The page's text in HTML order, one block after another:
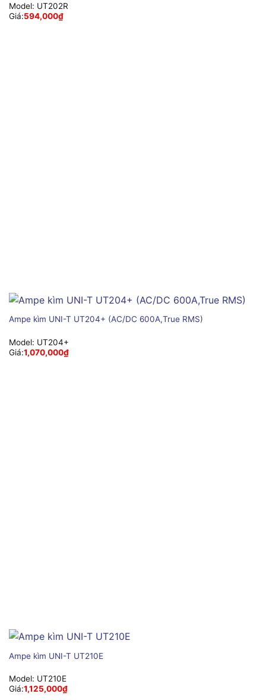
Model: UT202R
Giá:594,000₫
Ampe kìm UNI-T UT204+ (AC/DC 600A,True RMS)
Model: UT204+
Giá:1,070,000₫
Ampe kìm UNI-T UT210E
Model: UT210E
Giá:1,125,000₫